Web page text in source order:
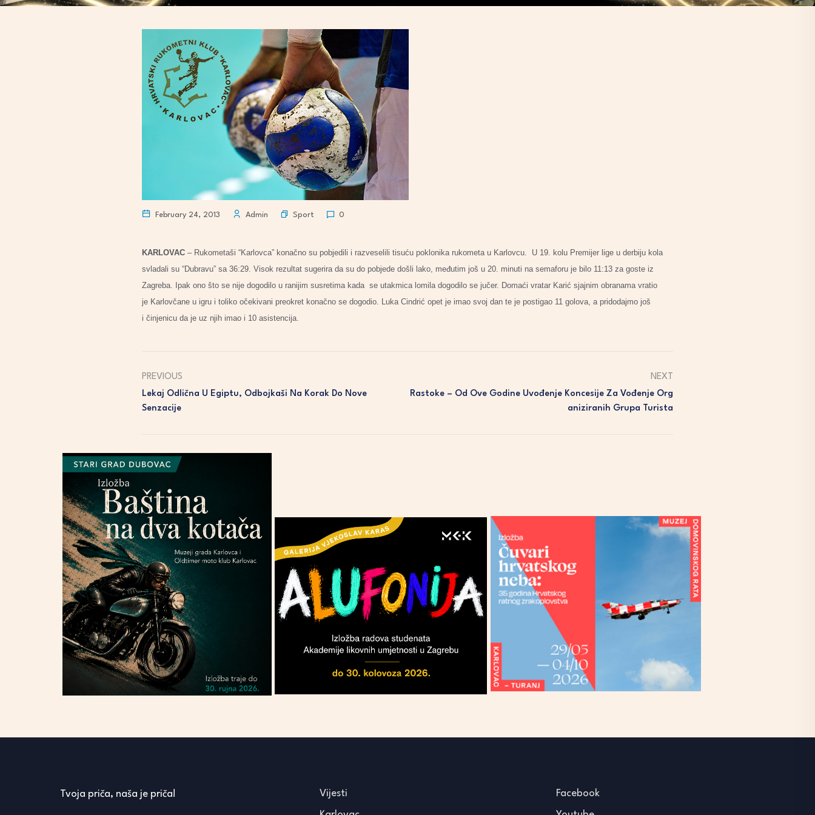
February 24, 2013 Admin Sport 0
KARLOVAC – Rukometaši “Karlovca” konačno su pobjedili i razveselili tisuću poklonika rukometa u Karlovcu. U 19. kolu Premijer lige u derbiju kola
svladali su “Dubravu” sa 36:29. Visok rezultat sugerira da su do pobjede došli lako, međutim još u 20. minuti na semaforu je bilo 11:13 za goste iz
Zagreba. Ipak ono što se nije dogodilo u ranijim susretima kada se utakmica lomila dogodilo se jučer. Domaći vratar Karić sjajnim obranama vratio
je Karlovčane u igru i toliko očekivani preokret konačno se dogodio. Luka Cindrić opet je imao svoj dan te je postigao 11 golova, a pridodajmo još
i činjenicu da je uz njih imao i 10 asistencija.
PREVIOUS
Lekaj Odlična U Egiptu, Odbojkaši Na Korak Do Nove
Senzacije
NEXT
Rastoke – Od Ove Godine Uvođenje Koncesije Za Vođenje Org
Aniziranih Grupa Turista
Tvoja priča, naša je priča! Vijesti Facebook